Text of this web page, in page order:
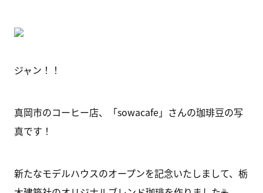
ジャン！！
真岡市のコーヒー店、「sowacafe」さんの珈琲豆の写
真です！
新たなモデルハウスのオープンを記念いたしまして、栃